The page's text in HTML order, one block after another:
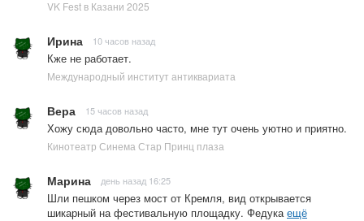
VK Fest в Казани 2025
Ирина 10 часов назад
Кже не работает.
Международный институт антиквариата
Вера 15 часов назад
Хожу сюда довольно часто, мне тут очень уютно и приятно.
Кинотеатр Синема Стар Принц плаза
Марина день назад 16:25
Шли пешком через мост от Кремля, вид открывается
шикарный на фестивальную площадку. Федука ещё